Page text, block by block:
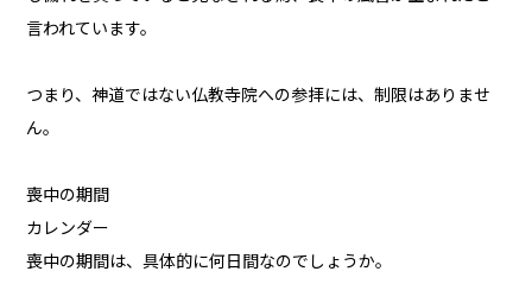
言われています。
つまり、神道ではない仏教寺院への参拝には、制限はありませ
ん。
喪中の期間
カレンダー
喪中の期間は、具体的に何日間なのでしょうか。